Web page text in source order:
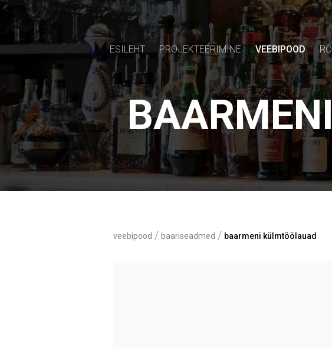
ESILEHT PROJEKTEERIMINE VEEBIPOOD
veebipood / baariseadmed / baarmeni külmtöölauad